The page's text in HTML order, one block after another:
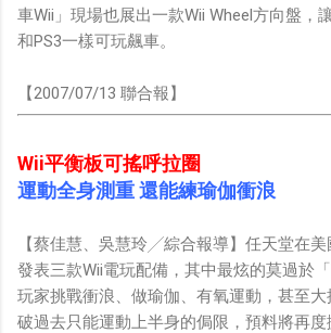
車Wii」現場也展出一款Wii Wheel方向盤，
和PS3一樣可玩飆車。
【2007/07/13 聯合報】
Wii平衡板可搖呼拉圈
運動全身測重 還能練瑜伽衝浪
【蔡佳慧、吳慧玲╱綜合報導】任天堂在
發表三款Wii電玩配備，其中最炫的莫過於
玩家挑戰衝浪、做瑜伽、有氧運動，甚至
破過去只能運動上半身的侷限，預料將再